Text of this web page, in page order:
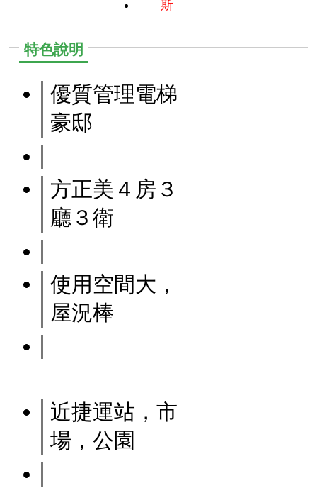
斯
特色說明
優質管理電梯
豪邸
方正美４房３
廳３衛
使用空間大，
屋況棒
近捷運站，市
場，公園